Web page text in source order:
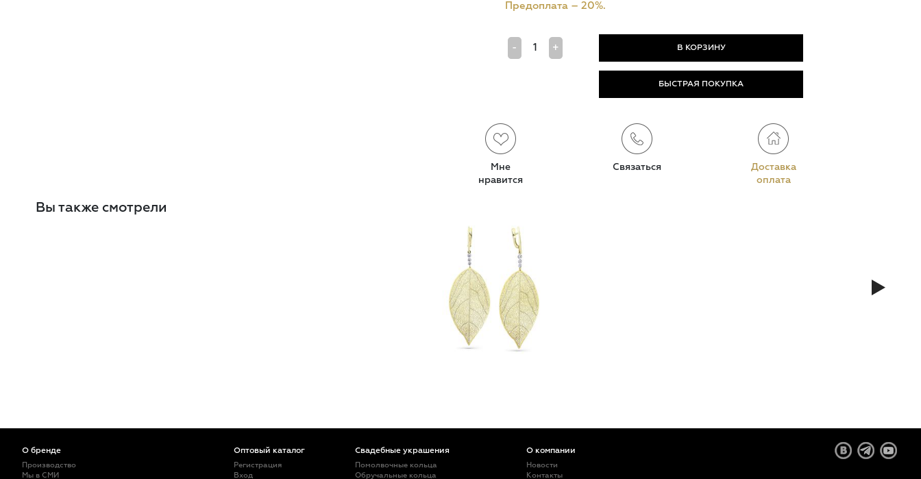
Предоплата – 20%.
- +
БЫСТРАЯ ПОКУПКА
Мне
нравится
Связаться
Доставка
оплата
Вы также смотрели
О бренде
Производство
Мы в СМИ
Оптовый каталог
Регистрация
Вход
Свадебные украшения
Помолвочные кольца
Обручальные кольца
О компании
Новости
Контакты